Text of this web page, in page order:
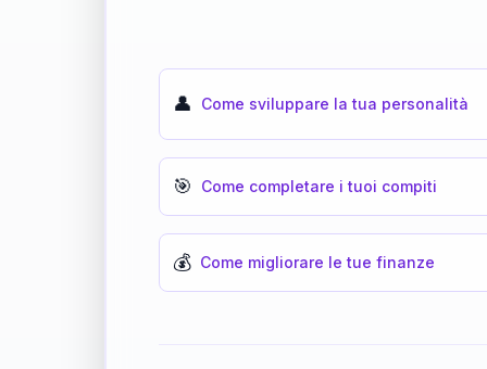
👤 Come sviluppare la tua personalità
🎯 Come completare i tuoi compiti
💰 Come migliorare le tue finanze